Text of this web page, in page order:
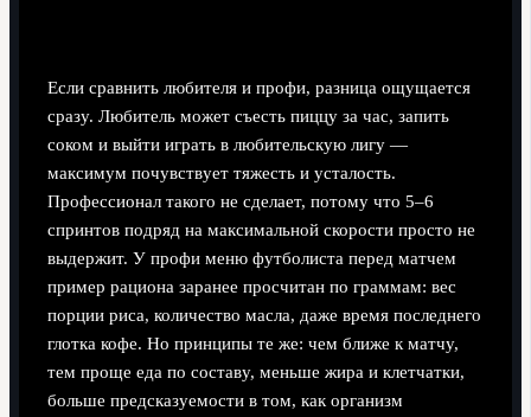
Если сравнить любителя и профи, разница ощущается
сразу. Любитель может съесть пиццу за час, запить
соком и выйти играть в любительскую лигу —
максимум почувствует тяжесть и усталость.
Профессионал такого не сделает, потому что 5–6
спринтов подряд на максимальной скорости просто не
выдержит. У профи меню футболиста перед матчем
пример рациона заранее просчитан по граммам: вес
порции риса, количество масла, даже время последнего
глотка кофе. Но принципы те же: чем ближе к матчу,
тем проще еда по составу, меньше жира и клетчатки,
больше предсказуемости в том, как организм